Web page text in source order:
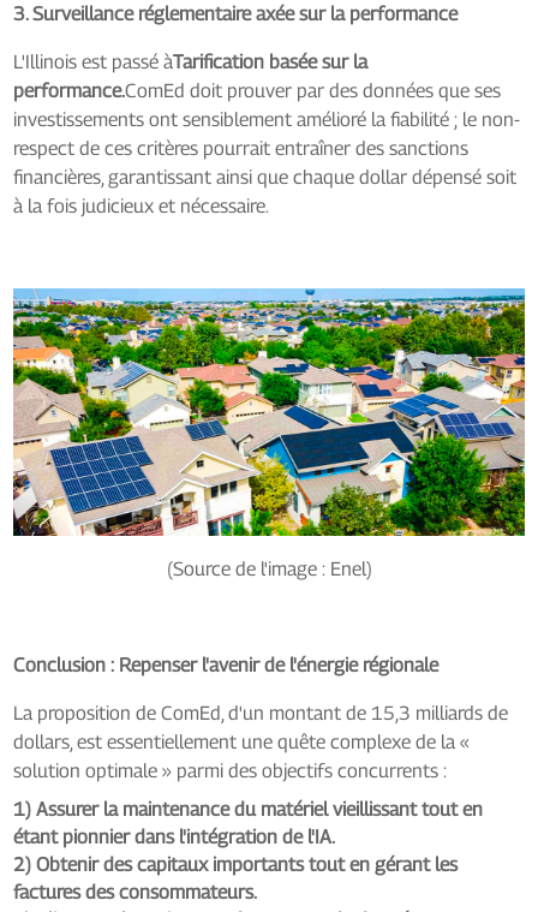
3. Surveillance réglementaire axée sur la performance
L'Illinois est passé àTarification basée sur la
performance.ComEd doit prouver par des données que ses
investissements ont sensiblement amélioré la fiabilité ; le non-
respect de ces critères pourrait entraîner des sanctions
financières, garantissant ainsi que chaque dollar dépensé soit
à la fois judicieux et nécessaire.
(Source de l'image : Enel)
Conclusion : Repenser l'avenir de l'énergie régionale
La proposition de ComEd, d'un montant de 15,3 milliards de
dollars, est essentiellement une quête complexe de la «
solution optimale » parmi des objectifs concurrents :
1) Assurer la maintenance du matériel vieillissant tout en
étant pionnier dans l'intégration de l'IA.
2) Obtenir des capitaux importants tout en gérant les
factures des consommateurs.